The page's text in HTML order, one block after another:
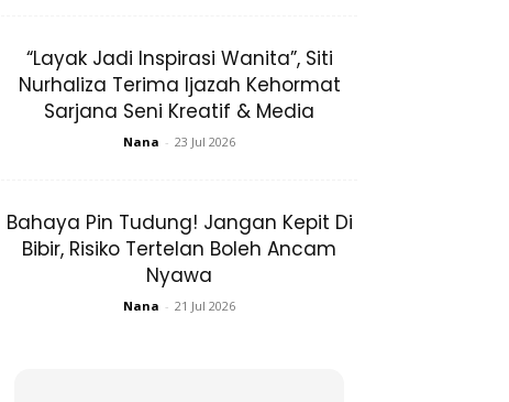
“Layak Jadi Inspirasi Wanita”, Siti
Nurhaliza Terima Ijazah Kehormat
Sarjana Seni Kreatif & Media
Nana - 23 Jul 2026
Bahaya Pin Tudung! Jangan Kepit Di
Bibir, Risiko Tertelan Boleh Ancam
Nyawa
Nana - 21 Jul 2026